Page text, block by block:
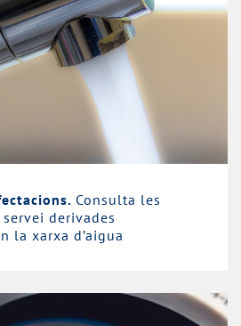
Consulta les
derivades
la xarxa d’aigua